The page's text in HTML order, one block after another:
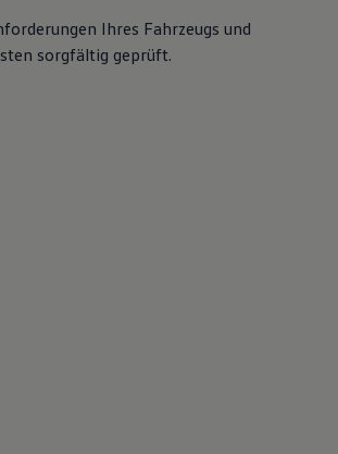
Ihres Fahrzeugs und
sorgfältig geprüft.